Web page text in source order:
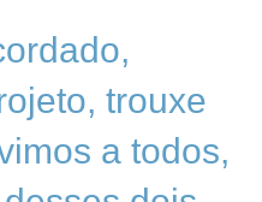
trouxe
a todos,